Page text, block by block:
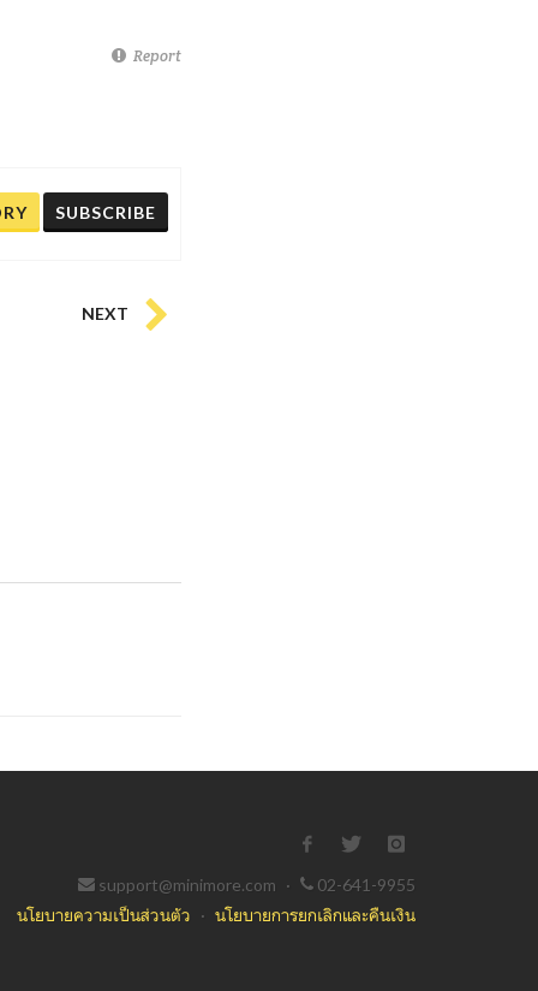
Report
SUBSCRIBE
NEXT
support@minimore.com ·
02-641-9955
นโยบายความเป็นส่วนตัว · นโยบายการยกเลิกและคืนเงิน